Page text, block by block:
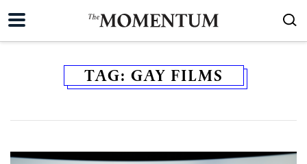
TAG: GAY FILMS